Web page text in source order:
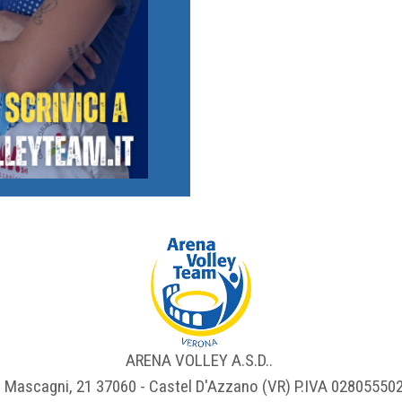
ARENA VOLLEY A.S.D..
21 37060 - Castel D'Azzano (VR) P.IVA